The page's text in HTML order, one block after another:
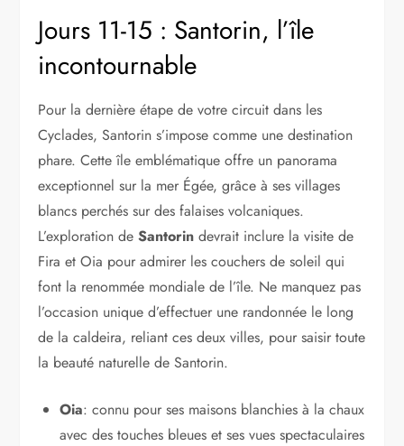
Jours 11-15 : Santorin, l’île
incontournable
Pour la dernière étape de votre circuit dans les
Cyclades, Santorin s’impose comme une destination
phare. Cette île emblématique offre un panorama
exceptionnel sur la mer Égée, grâce à ses villages
blancs perchés sur des falaises volcaniques.
L’exploration deSantorin devrait inclure la visite de
Fira et Oia pour admirer les couchers de soleil qui
font la renommée mondiale de l’île. Ne manquez pas
l’occasion unique d’effectuer une randonnée le long
de la caldeira, reliant ces deux villes, pour saisir toute
la beauté naturelle de Santorin.
Oia: connu pour ses maisons blanchies à la chaux
avec des touches bleues et ses vues spectaculaires